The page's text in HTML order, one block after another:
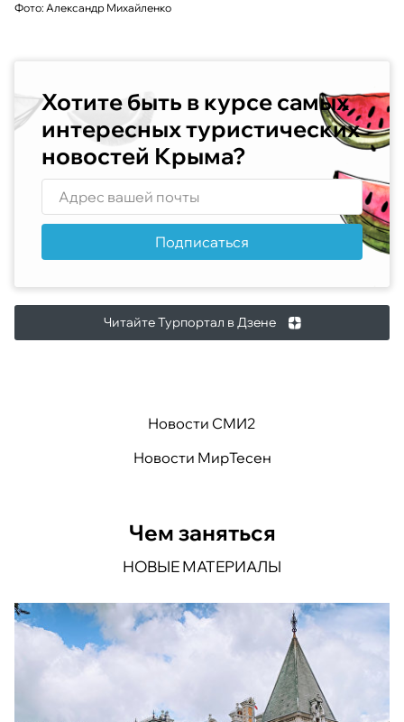
Фото: Александр Михайленко
Хотите быть в курсе самых
интересных туристических
новостей Крыма?
Подписаться
Читайте Турпортал в Дзене
Новости СМИ2
Новости МирТесен
Чем заняться
НОВЫЕ МАТЕРИАЛЫ